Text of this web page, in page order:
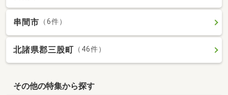
串間市 （6件）
北諸県郡三股町 （46件）
その他の特集から探す